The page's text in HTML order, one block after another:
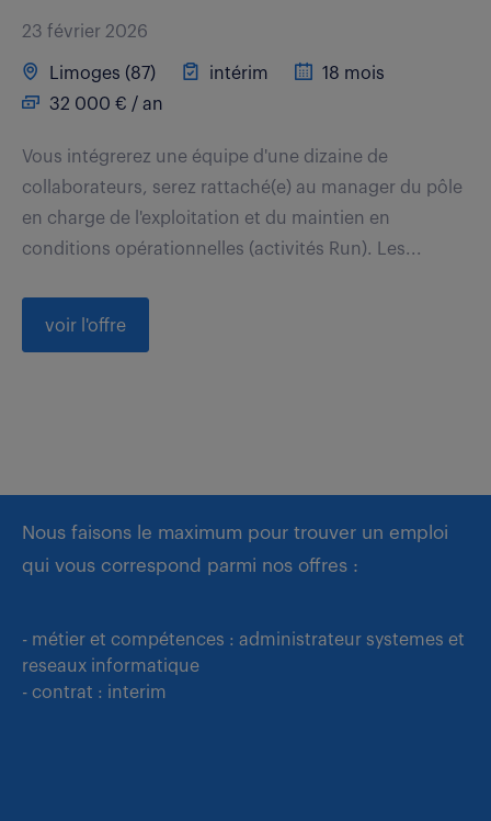
23 février 2026
Limoges (87) intérim
18 mois
32 000 € / an
Vous intégrerez une équipe d'une dizaine de
collaborateurs, serez rattaché(e) au manager du pôle
en charge de l'exploitation et du maintien en
conditions opérationnelles (activités Run). Les...
voir l'offre
Nous faisons le maximum pour trouver un emploi
qui vous correspond parmi nos offres :
- métier et compétences : administrateur systemes et
reseaux informatique
- contrat : interim